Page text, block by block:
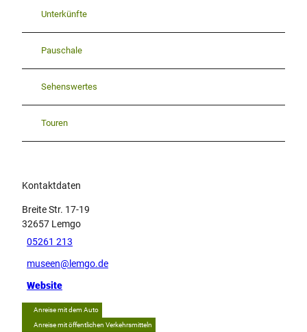
Unterkünfte
Pauschale
Sehenswertes
Touren
Kontaktdaten
Breite Str. 17-19
32657 Lemgo
05261 213
museen@lemgo.de
Website
Anreise mit dem Auto
Anreise mit öffentlichen Verkehrsmitteln